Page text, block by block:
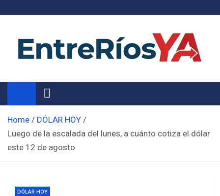
Noticias de Entre Ríos
Información de toda la provincia ahora
Home
DÓLAR HOY
Luego de la escalada del lunes, a cuánto cotiza el dólar
este 12 de agosto
DÓLAR HOY